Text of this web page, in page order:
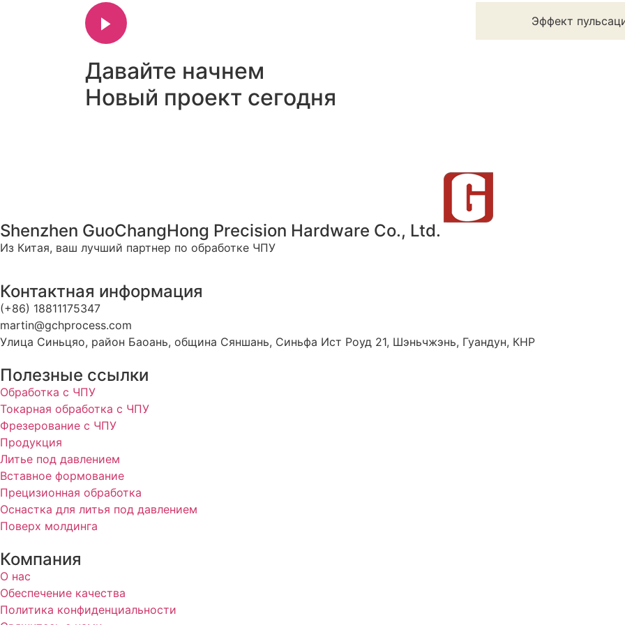
Давайте начнем
Новый проект сегодня
Эффект
Shenzhen GuoChangHong Precision Hardware Co., Ltd.
Из Китая, ваш лучший партнер по обработке ЧПУ
Контактная информация
(+86) 18811175347
martin@gchprocess.com
Улица Синьцяо, район Баоань, община Сяншань, Синьфа Ист Роуд 21, Шэньчжэнь, Гуандун, КНР
Полезные ссылки
Обработка с ЧПУ
Токарная обработка с ЧПУ
Фрезерование с ЧПУ
Продукция
Литье под давлением
Вставное формование
Прецизионная обработка
Оснастка для литья под давлением
Поверх молдинга
Компания
О нас
Обеспечение качества
Политика конфиденциальности